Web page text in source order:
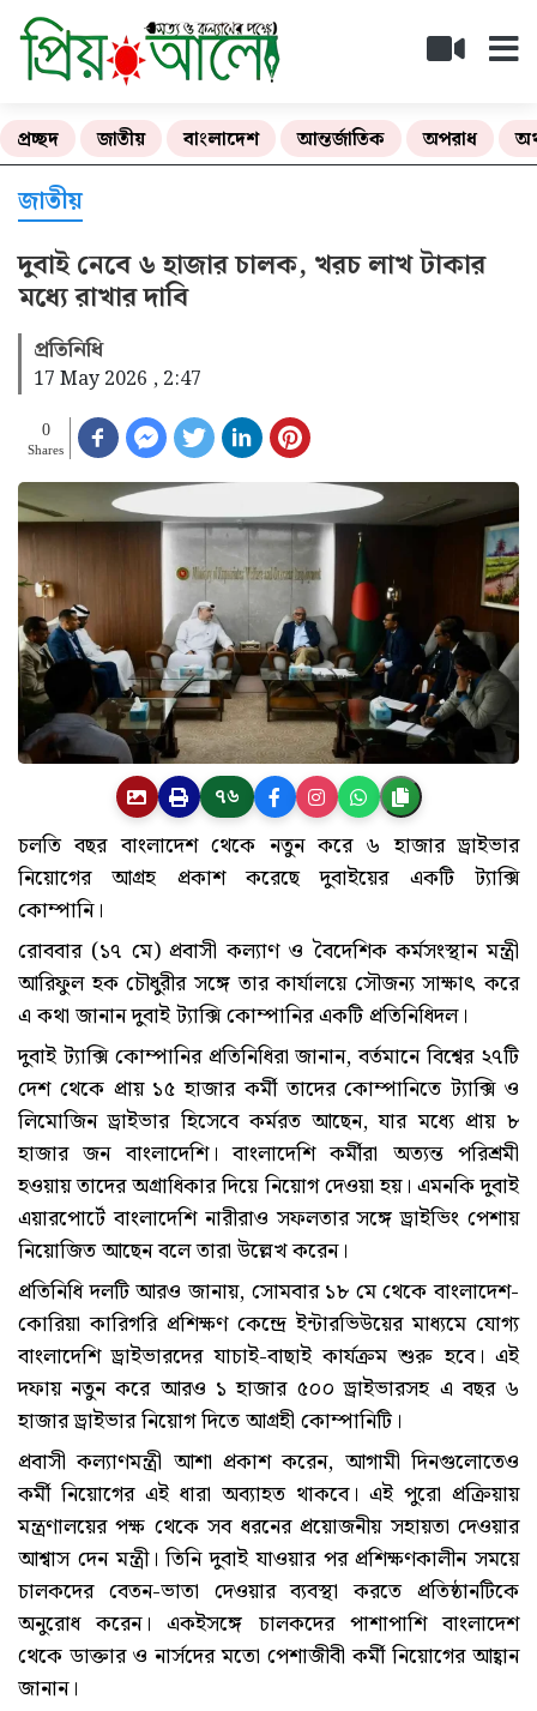
প্রচ্ছদ জাতীয় বাংলাদেশ আন্তর্জাতিক অপরাধ
জাতীয়
দুবাই নেবে ৬ হাজার চালক, খরচ লাখ টাকার
মধ্যে রাখার দাবি
প্রতিনিধি
17 May 2026 , 2:47
0
Shares
৭৬
চলতি বছর বাংলাদেশ থেকে নতুন করে ৬ হাজার ড্রাইভার
নিয়োগের আগ্রহ প্রকাশ করেছে দুবাইয়ের একটি ট্যাক্সি
কোম্পানি।
রোববার (১৭ মে) প্রবাসী কল্যাণ ও বৈদেশিক কর্মসংস্থান মন্ত্রী
আরিফুল হক চৌধুরীর সঙ্গে তার কার্যালয়ে সৌজন্য সাক্ষাৎ করে
এ কথা জানান দুবাই ট্যাক্সি কোম্পানির একটি প্রতিনিধিদল।
দুবাই ট্যাক্সি কোম্পানির প্রতিনিধিরা জানান, বর্তমানে বিশ্বের ২৭টি
দেশ থেকে প্রায় ১৫ হাজার কর্মী তাদের কোম্পানিতে ট্যাক্সি ও
লিমোজিন ড্রাইভার হিসেবে কর্মরত আছেন, যার মধ্যে প্রায় ৮
হাজার জন বাংলাদেশি। বাংলাদেশি কর্মীরা অত্যন্ত পরিশ্রমী
হওয়ায় তাদের অগ্রাধিকার দিয়ে নিয়োগ দেওয়া হয়। এমনকি দুবাই
এয়ারপোর্টে বাংলাদেশি নারীরাও সফলতার সঙ্গে ড্রাইভিং পেশায়
নিয়োজিত আছেন বলে তারা উল্লেখ করেন।
প্রতিনিধি দলটি আরও জানায়, সোমবার ১৮ মে থেকে বাংলাদেশ-
কোরিয়া কারিগরি প্রশিক্ষণ কেন্দ্রে ইন্টারভিউয়ের মাধ্যমে যোগ্য
বাংলাদেশি ড্রাইভারদের যাচাই-বাছাই কার্যক্রম শুরু হবে। এই
দফায় নতুন করে আরও ১ হাজার ৫০০ ড্রাইভারসহ এ বছর ৬
হাজার ড্রাইভার নিয়োগ দিতে আগ্রহী কোম্পানিটি।
প্রবাসী কল্যাণমন্ত্রী আশা প্রকাশ করেন, আগামী দিনগুলোতেও
কর্মী নিয়োগের এই ধারা অব্যাহত থাকবে। এই পুরো প্রক্রিয়ায়
মন্ত্রণালয়ের পক্ষ থেকে সব ধরনের প্রয়োজনীয় সহায়তা দেওয়ার
আশ্বাস দেন মন্ত্রী। তিনি দুবাই যাওয়ার পর প্রশিক্ষণকালীন সময়ে
চালকদের বেতন-ভাতা দেওয়ার ব্যবস্থা করতে প্রতিষ্ঠানটিকে
অনুরোধ করেন। একইসঙ্গে চালকদের পাশাপাশি বাংলাদেশ
থেকে ডাক্তার ও নার্সদের মতো পেশাজীবী কর্মী নিয়োগের আহ্বান
জানান।